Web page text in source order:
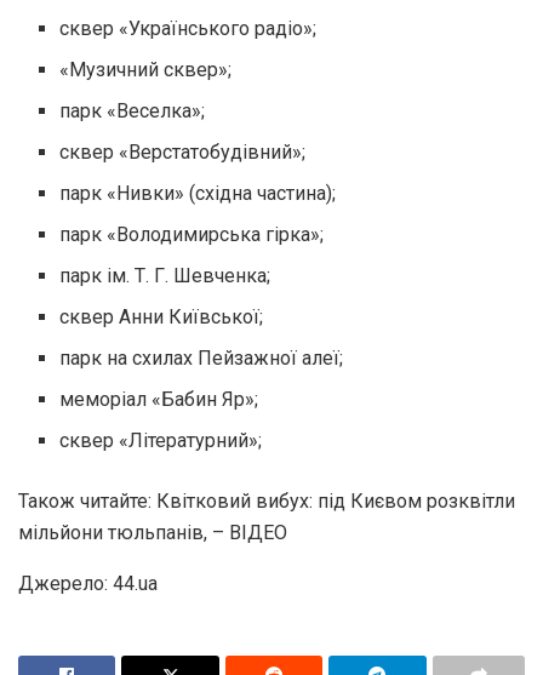
сквер «Українського радіо»;
«Музичний сквер»;
парк «Веселка»;
сквер «Верстатобудівний»;
парк «Нивки» (східна частина);
парк «Володимирська гірка»;
парк ім. Т. Г. Шевченка;
сквер Анни Київської;
парк на схилах Пейзажної алеї;
меморіал «Бабин Яр»;
сквер «Літературний»;
Також читайте: Квітковий вибух: під Києвом розквітли
мільйони тюльпанів, – ВІДЕО
Джерело: 44.ua